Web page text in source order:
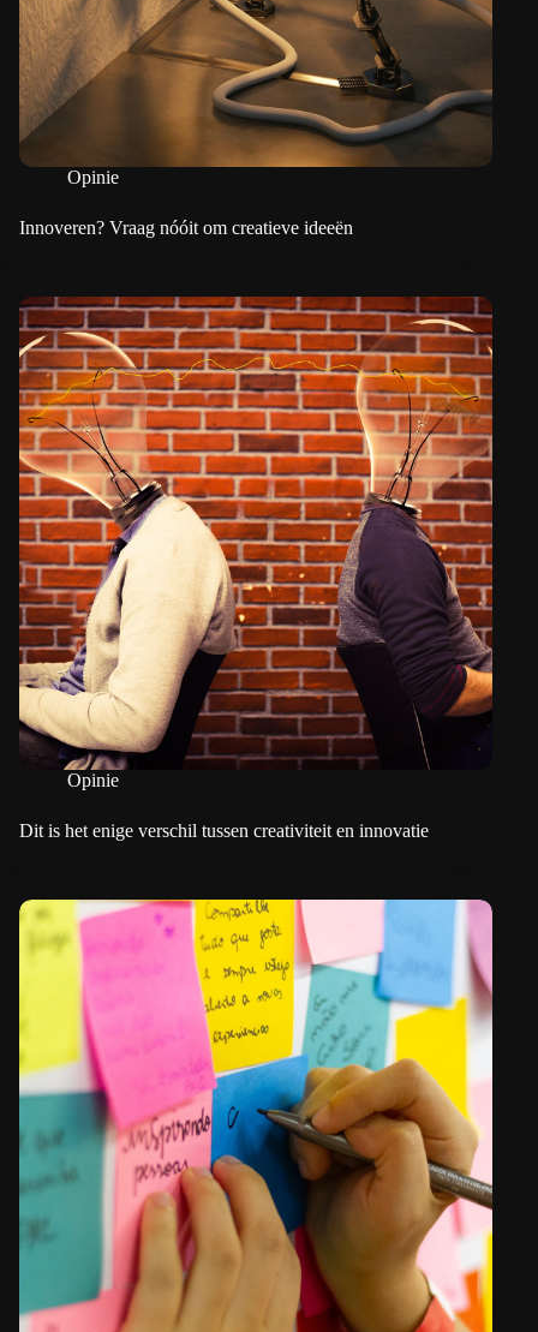
Opinie
Innoveren? Vraag nóóit om creatieve ideeën
Opinie
Dit is het enige verschil tussen creativiteit en innovatie